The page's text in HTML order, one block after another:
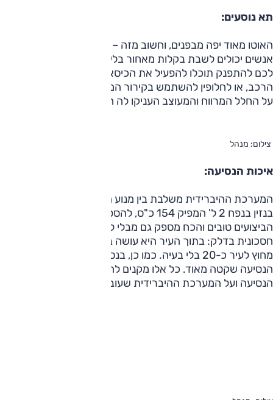
תא נוסעים:
האוטו מאוד יפה מבפנים, וחשוב מזה – מרווח מאוד, כך ששלושה
אנשים יכולים לשבת בקלות מאחור בלי להצטופף. אם מתחשק
לכם להתפנק תוכלו להפעיל את הכיסאות המחוממים ברחבי
הרכב, או לחלופין להשתמש בקירור המובנה במושבים הקדמיים.
על החלל המרווח והמעוצב העניקו לה הבודקים את הציון 9.
צילום: מנהל
איכות הנסיעה:
הביצועים טובים והכח מספק גם מבלי לאמץ את המנוע - והיא גם
מחוץ לעיר כ-20 בלי בעיה. כמו כן, בנסיעה על המנוע החשמלי
הנסיעה ועל המערכת ההיברידית שעובדת בצורה יוצאת מן